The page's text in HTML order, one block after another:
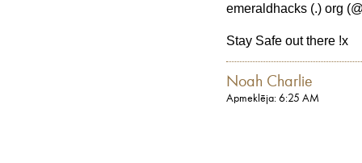
emeraldhacks (.) org
Stay Safe out there !x
Noah Charlie
Apmeklēja: 6:25 AM